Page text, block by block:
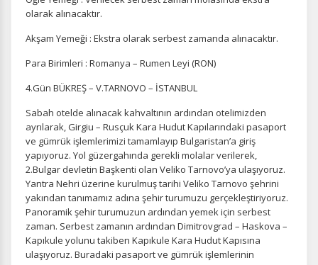
İstatistik Çerezleri
Ziyaretçilerin siteyi nasıl kullandığını anonim olarak
ölçeriz. Hangi sayfaların popüler olduğunu ve
kullanıcıların nerede zorluk yaşadığını anlamamıza
Pazarlama Çerezleri
Size ve ilgi alanlarınıza uygun reklamlar göstermek için
kullanılır. Kapatırsanız reklamları görmeye devam
edersiniz, ancak daha az alakalı olabilirler.
olarak alınacaktır.
Akşam Yemeği : Ekstra olarak serbest zamanda alınacaktır.
Para Birimleri : Romanya – Rumen Leyi (RON)
4.Gün BÜKREŞ – V.TARNOVO – İSTANBUL
Sabah otelde alınacak kahvaltının ardından otelimizden
ayrılarak, Girgiu – Rusçuk Kara Hudut Kapılarındaki pasaport
ve gümrük işlemlerimizi tamamlayıp Bulgaristan’a giriş
yapıyoruz. Yol güzergahında gerekli molalar verilerek,
2.Bulgar devletin Başkenti olan Veliko Tarnovo’ya ulaşıyoruz.
Yantra Nehri üzerine kurulmuş tarihi Veliko Tarnovo şehrini
yakından tanımamız adına şehir turumuzu gerçekleştiriyoruz.
Panoramik şehir turumuzun ardından yemek için serbest
zaman. Serbest zamanın ardından Dimitrovgrad – Haskova –
Kapıkule yolunu takiben Kapıkule Kara Hudut Kapısına
ulaşıyoruz. Buradaki pasaport ve gümrük işlemlerinin